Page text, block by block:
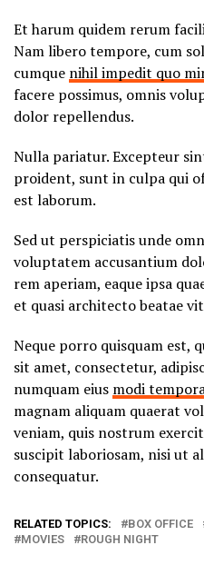
Et harum quidem rerum
Nam libero tempore, cum
cumque nihil impedit quo
facere possimus, omnis
dolor repellendus.
Nulla pariatur. Excepteur
proident, sunt in culpa qui
est laborum.
Sed ut perspiciatis unde
voluptatem accusantium
rem aperiam, eaque ipsa
et quasi architecto beatae
Neque porro quisquam est,
sit amet, consectetur,
numquam eius modi
magnam aliquam quaerat
veniam, quis nostrum
suscipit laboriosam, nisi ut
consequatur.
RELATED TOPICS: BOX OFFICE
MOVIES
ROUGH NIGHT